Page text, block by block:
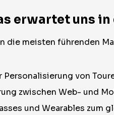
erwartet uns
die meisten führenden
Personalisierung von
zwischen Web- und
und Wearables